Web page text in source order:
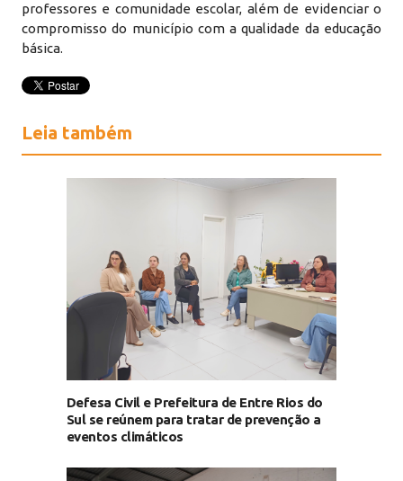
professores e comunidade escolar, além de evidenciar o
compromisso do município com a qualidade da educação
básica.
Leia também
Defesa Civil e Prefeitura de Entre Rios do
Sul se reúnem para tratar de prevenção a
eventos climáticos